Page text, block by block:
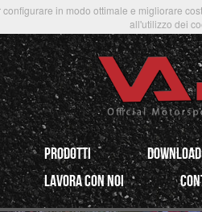
PRODOTTi
Download
LAVORA CON NOI
in modo ottimale e migliorare
all'utilizzo dei